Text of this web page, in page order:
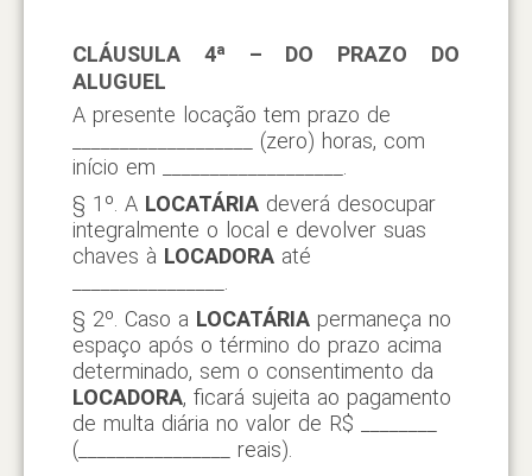
CLÁUSULA 4ª – DO PRAZO DO
ALUGUEL
A presente locação tem prazo de
___________________ (zero) horas, com
início em ___________________.
§ 1º. A LOCATÁRIAdeverá desocupar
integralmente o local e devolver suas
chaves à LOCADORAaté
§ 2º. Caso a LOCATÁRIApermaneça no
espaço após o término do prazo acima
determinado, sem o consentimento da
LOCADORA, ficará sujeita ao pagamento
de multa diária no valor de R$ ________
(________________ reais).